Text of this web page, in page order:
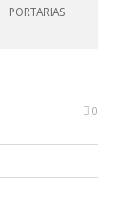
PORTARIAS
0